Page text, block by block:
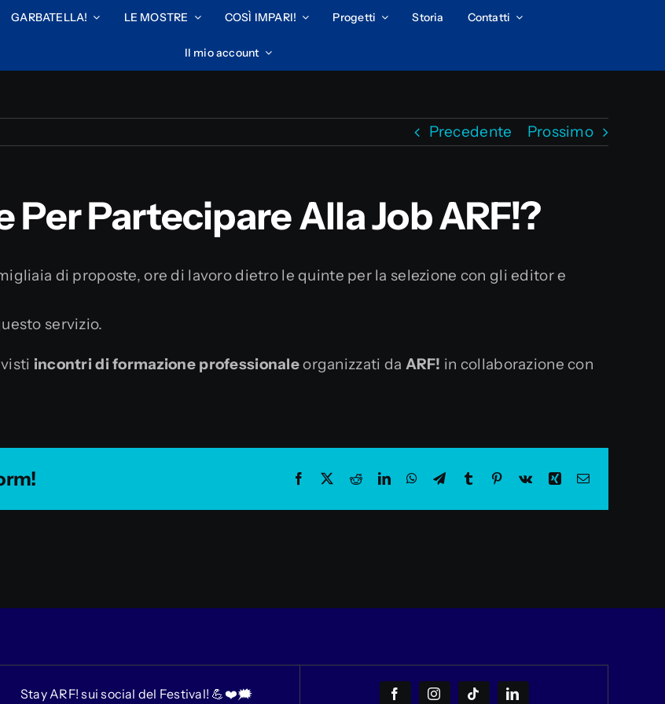
GARBATELLA! LE MOSTRE COSÌ IMPARI! Progetti Storia Contatti
Il mio account
Precedente Prossimo
Per Partecipare Alla Job ARF!?
di proposte, ore di lavoro dietro le quinte per la selezione con gli editor e
servizio.
incontri di formazione professionaleorganizzati da ARF! in collaborazione con
Facebook RedditLinkedInWhatsApp
TelegramTumblr Pinterest
Vk XingEmail
Stay ARF! sui social del Festival! 💪❤️🗯